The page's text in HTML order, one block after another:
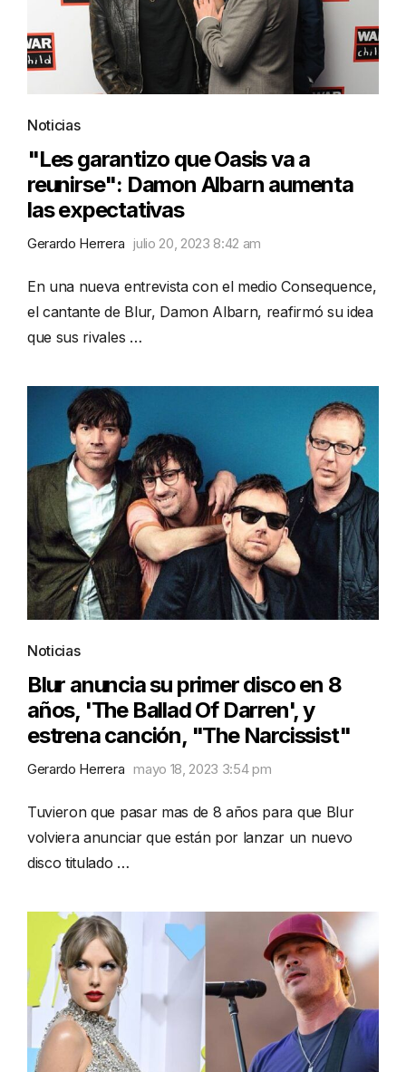
Noticias
"Les garantizo que Oasis va a
reunirse": Damon Albarn aumenta
las expectativas
Gerardo Herrera julio 20, 2023 8:42 am
En una nueva entrevista con el medio Consequence,
el cantante de Blur, Damon Albarn, reafirmó su idea
que sus rivales …
Noticias
Blur anuncia su primer disco en 8
años, 'The Ballad Of Darren', y
estrena canción, "The Narcissist"
Gerardo Herrera mayo 18, 2023 3:54 pm
Tuvieron que pasar mas de 8 años para que Blur
volviera anunciar que están por lanzar un nuevo
disco titulado …